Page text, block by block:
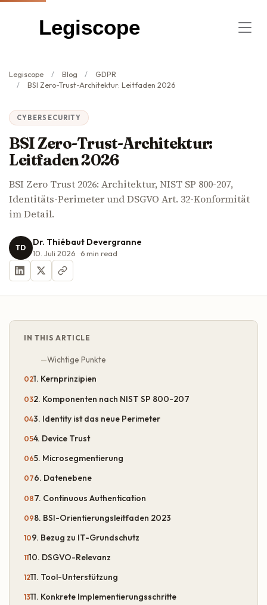
Legiscope
Legiscope Blog
GDPR
BSI Zero-Trust-Architektur: Leitfaden 2026
CYBERSECURITY
BSI Zero-Trust-Architektur:
Leitfaden 2026
BSI Zero Trust 2026: Architektur, NIST SP 800-207,
Identitäts-Perimeter und DSGVO Art. 32-Konformität
im Detail.
TD Dr. Thiébaut Devergranne
10. Juli 2026 6 min read
IN THIS ARTICLE
Wichtige Punkte
1. Kernprinzipien
2. Komponenten nach NIST SP 800-207
3. Identity ist das neue Perimeter
4. Device Trust
5. Microsegmentierung
6. Datenebene
7. Continuous Authentication
8. BSI-Orientierungsleitfaden 2023
9. Bezug zu IT-Grundschutz
10. DSGVO-Relevanz
11. Tool-Unterstützung
11. Konkrete Implementierungsschritte